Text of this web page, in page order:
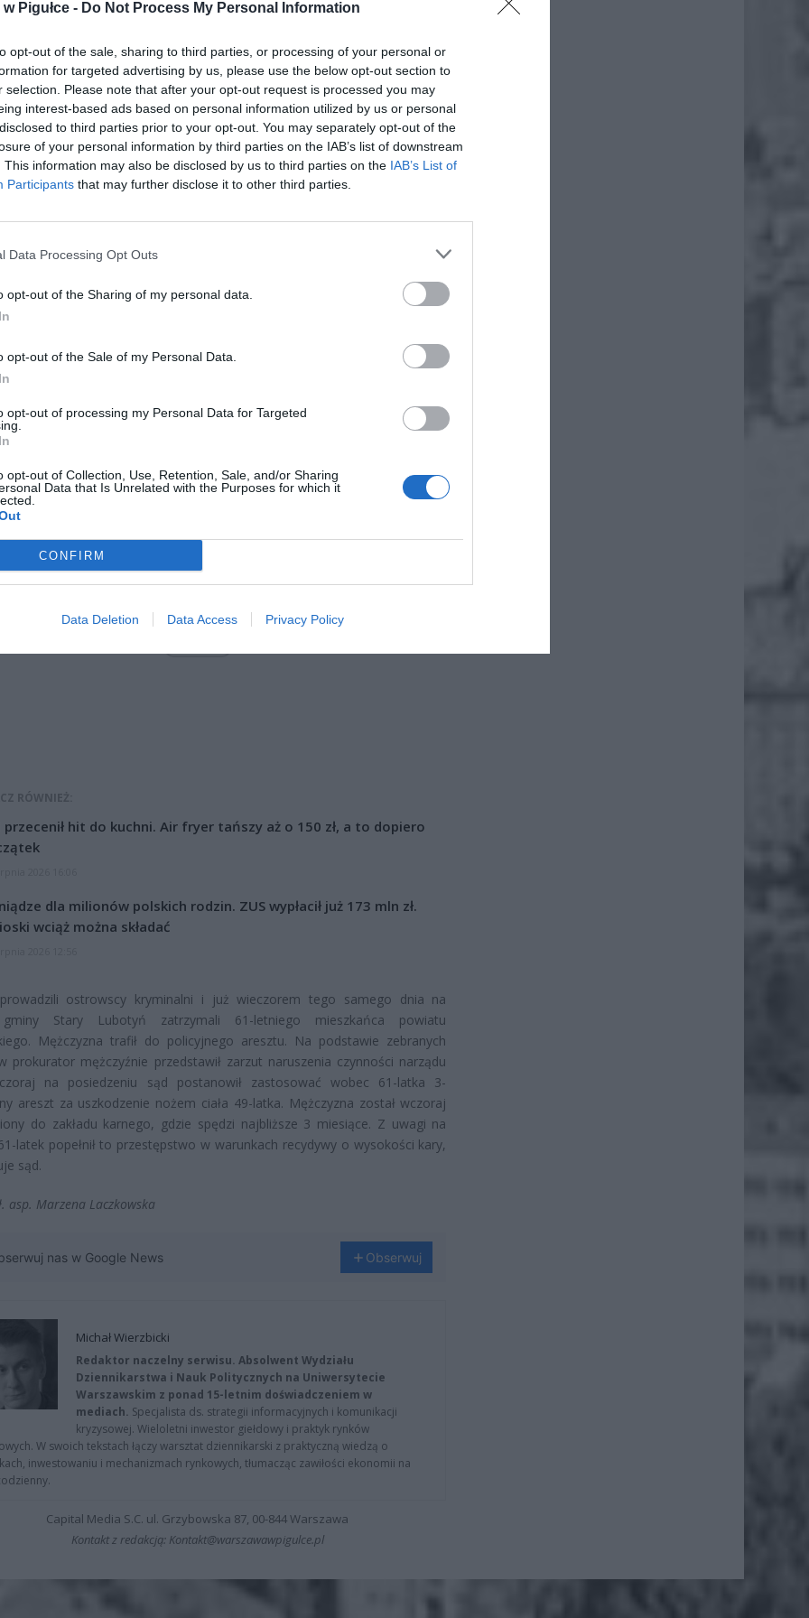
Pigułce - Do Not Process My Personal Information
opt-out of the sale, sharing to third parties, or processing of your personal or
for targeted advertising by us, please use the below opt-out section to
selection. Please note that after your opt-out request is processed you may
interest-based ads based on personal information utilized by us or personal
to third parties prior to your opt-out. You may separately opt-out of the
of your personal information by third parties on the IAB’s list of downstream
This information may also be disclosed by us to third parties on the IAB’s List of
Participants that may further disclose it to other third parties.
Data Processing Opt Outs
opt-out of the Sharing of my personal data.
opt-out of the Sale of my Personal Data.
opt-out of processing my Personal Data for Targeted
opt-out of Collection, Use, Retention, Sale, and/or Sharing
Data that Is Unrelated with the Purposes for which it
CONFIRM
Data Deletion Data Access Privacy Policy
(11.02) popołudnie dyżurny ostrowskiej komendy odebrał zgłoszenie o
który na podwórku posesji mieszkanki gminy Stary Lubotyń przewrócił
przytomność. Mężczyzna został przewieziony karetką do szpitala, gdzie z
jego stan przeszedł operację. Gdy odzyskał przytomność przed operacją,
policjantom, że gdy był na posesji jego znajomej w trakcie kłótni, został
w brzuch przez mężczyznę, którego znał jedynie z imienia. Po otrzymaniu
mężczyzna wsiadł do swojego auta, przejechał prawie kilometr do
ad
RÓWNIEŻ:
przecenił hit do kuchni. Air fryer tańszy aż o 150 zł, a to dopiero
dla milionów polskich rodzin. ZUS wypłacił już 173 mln zł.
wciąż można składać
ostrowscy kryminalni i już wieczorem tego samego dnia na
Stary Lubotyń zatrzymali 61-letniego mieszkańca powiatu
Mężczyzna trafił do policyjnego aresztu. Na podstawie zebranych
prokurator mężczyźnie przedstawił zarzut naruszenia czynności narządu
na posiedzeniu sąd postanowił zastosować wobec 61-latka 3-
areszt za uszkodzenie nożem ciała 49-latka. Mężczyzna został wczoraj
do zakładu karnego, gdzie spędzi najbliższe 3 miesiące. Z uwagi na
latek popełnił to przestępstwo w warunkach recydywy o wysokości kary,
sąd.
asp. Marzena Laczkowska
nas w Google News Obserwuj
Michał Wierzbicki
Redaktor naczelny serwisu. Absolwent Wydziału
Dziennikarstwa i Nauk Politycznych na Uniwersytecie
Warszawskim z ponad 15-letnim doświadczeniem w
mediach. Specjalista ds. strategii informacyjnych i komunikacji
kryzysowej. Wieloletni inwestor giełdowy i praktyk rynków
W swoich tekstach łączy warsztat dziennikarski z praktyczną wiedzą o
inwestowaniu i mechanizmach rynkowych, tłumacząc zawiłości ekonomii na
Capital Media S.C. ul. Grzybowska 87, 00-844 Warszawa
Kontakt z redakcją: Kontakt@warszawawpigulce.pl